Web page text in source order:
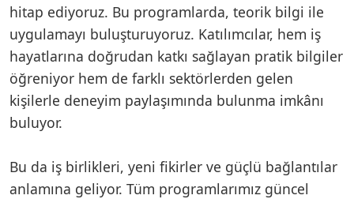
hitap ediyoruz. Bu programlarda, teorik bilgi ile
uygulamayı buluşturuyoruz. Katılımcılar, hem iş
hayatlarına doğrudan katkı sağlayan pratik bilgiler
öğreniyor hem de farklı sektörlerden gelen
kişilerle deneyim paylaşımında bulunma imkânı
buluyor.
Bu da iş birlikleri, yeni fikirler ve güçlü bağlantılar
anlamına geliyor. Tüm programlarımız güncel